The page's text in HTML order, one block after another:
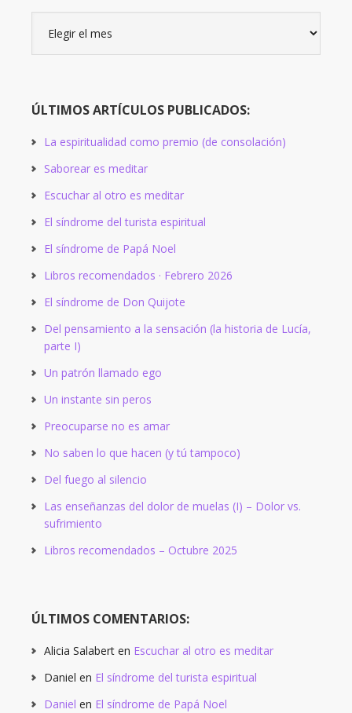
meses:
ÚLTIMOS ARTÍCULOS PUBLICADOS:
La espiritualidad como premio (de consolación)
Saborear es meditar
Escuchar al otro es meditar
El síndrome del turista espiritual
El síndrome de Papá Noel
Libros recomendados · Febrero 2026
El síndrome de Don Quijote
Del pensamiento a la sensación (la historia de Lucía,
parte I)
Un patrón llamado ego
Un instante sin peros
Preocuparse no es amar
No saben lo que hacen (y tú tampoco)
Del fuego al silencio
Las enseñanzas del dolor de muelas (I) – Dolor vs.
sufrimiento
Libros recomendados – Octubre 2025
ÚLTIMOS COMENTARIOS:
Alicia Salabert en Escuchar al otro es meditar
Daniel en El síndrome del turista espiritual
Daniel en El síndrome de Papá Noel